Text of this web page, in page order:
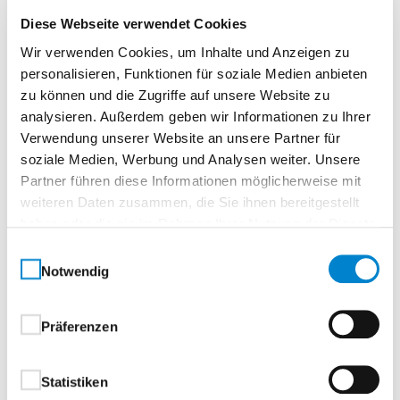
Diese Webseite verwendet Cookies
Wir verwenden Cookies, um Inhalte und Anzeigen zu
personalisieren, Funktionen für soziale Medien anbieten
zu können und die Zugriffe auf unsere Website zu
analysieren. Außerdem geben wir Informationen zu Ihrer
Verwendung unserer Website an unsere Partner für
soziale Medien, Werbung und Analysen weiter. Unsere
Partner führen diese Informationen möglicherweise mit
weiteren Daten zusammen, die Sie ihnen bereitgestellt
Notwendig
Präferenzen
Statistiken
Oberflächenbeschichtung
Ausführung mit beidseitiger hochwertiger Coil-
Coating-Beschichtung
außen hochwertige Struktur
Polyamidbeschichtung:
Standardfarben, in Anlehnung an RAL-
RAL 9007 Graualuminium
innen hochwertige Polyesterbeschichtung
Beschläge und Schließmittel